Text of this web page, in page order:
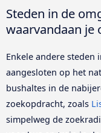
Steden in de
waarvandaan je
Enkele andere steden
aangesloten op het
bushaltes in de
zoekopdracht, zoals
simpelweg de